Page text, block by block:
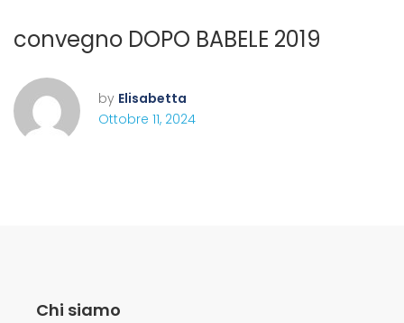
convegno DOPO BABELE 2019
by Elisabetta
Ottobre 11, 2024
Chi siamo